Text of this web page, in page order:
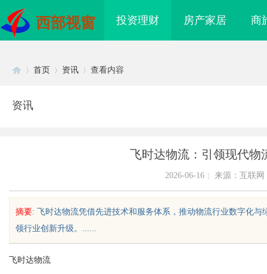
西部视窗 投资理财 房产家居 商
首页 资讯 查看内容
资讯
飞时达物流：引领现代物
2026-06-16 来源：互联网
摘要: 飞时达物流凭借先进技术和服务体系，推动物流行业数字化
领行业创新升级。......
飞时达物流
式：全面解析飞行